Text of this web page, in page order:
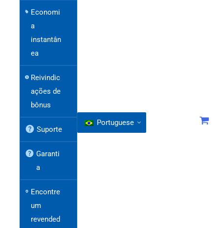
Economi
a
instantân
ea
Reivindic
ações de
bônus
Suporte
Garanti
a
Encontre
um
revended
Portuguese